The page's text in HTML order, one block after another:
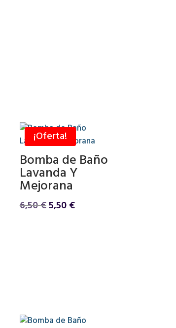
¡Oferta!
Bomba de Baño
Lavanda Y
Mejorana
6,50€El
5,50€El